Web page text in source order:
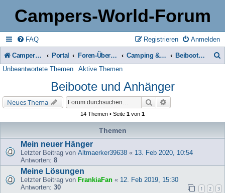
Campers-World-Forum
FAQ Anmelden
Registrieren
Campers-World-Forum Portal Foren-Übersicht Camping & Reise -> Fahrzeuge & Zubehör in der Praxis Beiboote und Anhänger
Unbeantwortete Themen Aktive Themen
Beiboote und Anhänger
Neues Thema Suche
14 Themen • Seite 1 von 1
Themen
Mein neuer Hänger
Letzter Beitrag von Altmaerker39638 « 13. Feb 2020, 10:54
Antworten: 8
Meine Lösungen
Letzter Beitrag von FrankiaFan « 12. Feb 2019, 15:30
Antworten: 30 1 2 3